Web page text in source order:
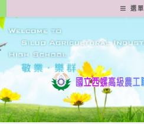
轉
至
要
容
選單